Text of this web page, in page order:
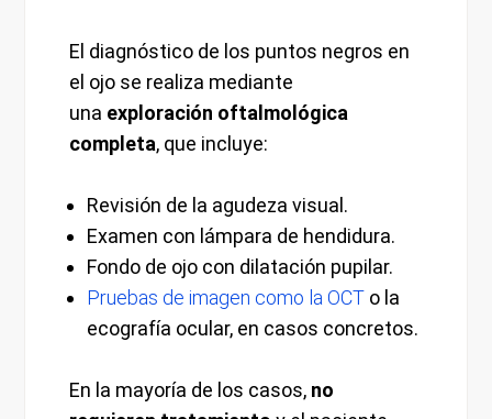
El diagnóstico de los puntos negros en
el ojo se realiza mediante
una exploración oftalmológica
completa, que incluye:
Revisión de la agudeza visual.
Examen con lámpara de hendidura.
Fondo de ojo con dilatación pupilar.
Pruebas de imagen como la OCT o la
ecografía ocular, en casos concretos.
En la mayoría de los casos, no